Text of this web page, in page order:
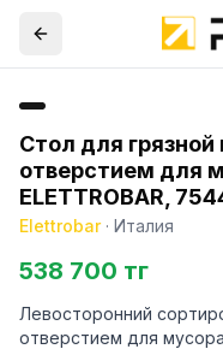
Стол для
отверстием для
ELETTROBAR,
Elettrobar· Италия
538 700 тг
Левосторонний
отверстием для